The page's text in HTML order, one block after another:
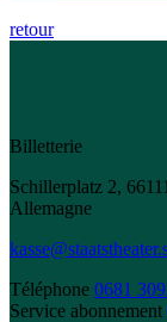
retour
Billetterie
Schillerplatz 2,
Allemagne
Téléphone 0681
Service abonnement